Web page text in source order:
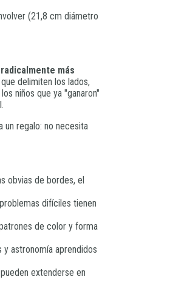
(21,8 cm diámetro
radicalmente más
delimiten los lados,
niños que ya "ganaron"
un regalo: no necesita
obvias de bordes, el
difíciles tienen
de color y forma
y astronomía aprendidos
extenderse en